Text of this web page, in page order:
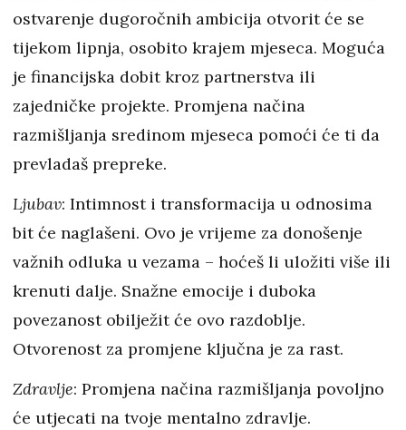
ostvarenje dugoročnih ambicija otvorit će se
tijekom lipnja, osobito krajem mjeseca. Moguća
je financijska dobit kroz partnerstva ili
zajedničke projekte. Promjena načina
razmišljanja sredinom mjeseca pomoći će ti da
prevladaš prepreke.
Ljubav: Intimnost i transformacija u odnosima
bit će naglašeni. Ovo je vrijeme za donošenje
važnih odluka u vezama – hoćeš li uložiti više ili
krenuti dalje. Snažne emocije i duboka
povezanost obilježit će ovo razdoblje.
Otvorenost za promjene ključna je za rast.
Zdravlje: Promjena načina razmišljanja povoljno
će utjecati na tvoje mentalno zdravlje.